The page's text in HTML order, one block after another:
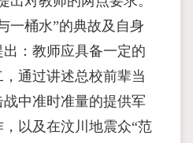
一桶水”的典故及自身
：教师应具备一定的
通过讲述总校前辈当
中准时准量的提供军
以及在汶川地震众“范